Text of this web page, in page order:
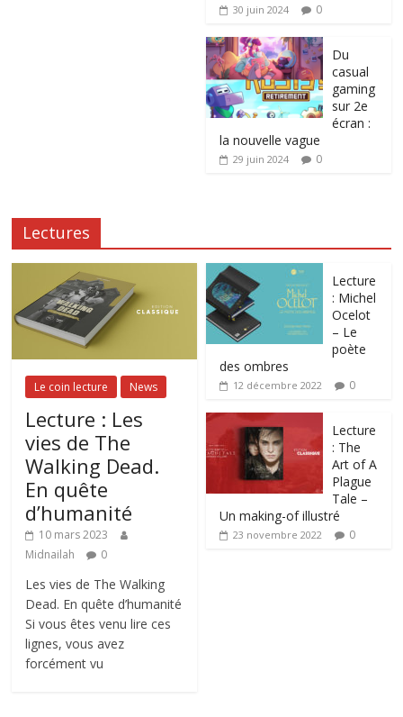
30 juin 2024 0
Du
casual
gaming
sur 2e
écran :
la nouvelle vague
29 juin 2024 0
Lectures
Le coin lecture News
Lecture : Les
vies de The
Walking Dead.
En quête
d’humanité
10 mars 2023
Midnailah
0
Les vies de The Walking
Dead. En quête d’humanité
Si vous êtes venu lire ces
lignes, vous avez
forcément vu
Lecture
: Michel
Ocelot
– Le
poète
des ombres
12 décembre 2022 0
Lecture
: The
Art of A
Plague
Tale –
Un making-of illustré
23 novembre 2022 0